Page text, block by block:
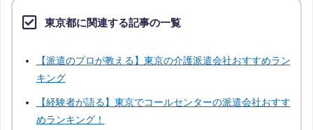
東京都に関連する記事の一覧
【派遣のプロが教える】東京の介護派遣会社おすすめラン
キング
【経験者が語る】東京でコールセンターの派遣会社おすす
めランキング！